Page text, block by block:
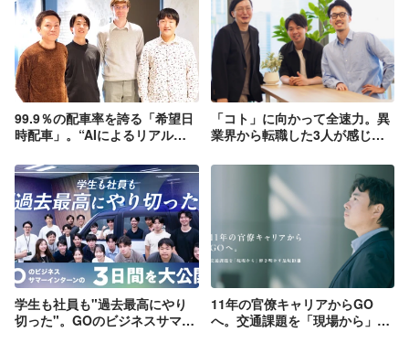
99.9％の配車率を誇る「希望日
時配車」。“AIによるリアルタ
界の課題を解決！
「コト」に向かって全速力。異
業界から転職した3人が感じる
学生も社員も"過去最高にやり
切った"。GOのビジネスサマー
11年の官僚キャリアからGO
へ。交通課題を「現場から」解